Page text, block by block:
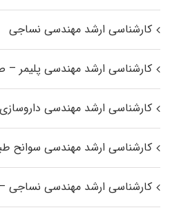
کارشناسی ارشد مهندسی نساجی
کارشناسی ارشد مهندسی پلیمر –
کارشناسی ارشد مهندسی داروسازی
کارشناسی ارشد مهندسی سوانح
کارشناسی ارشد مهندسی نساجی